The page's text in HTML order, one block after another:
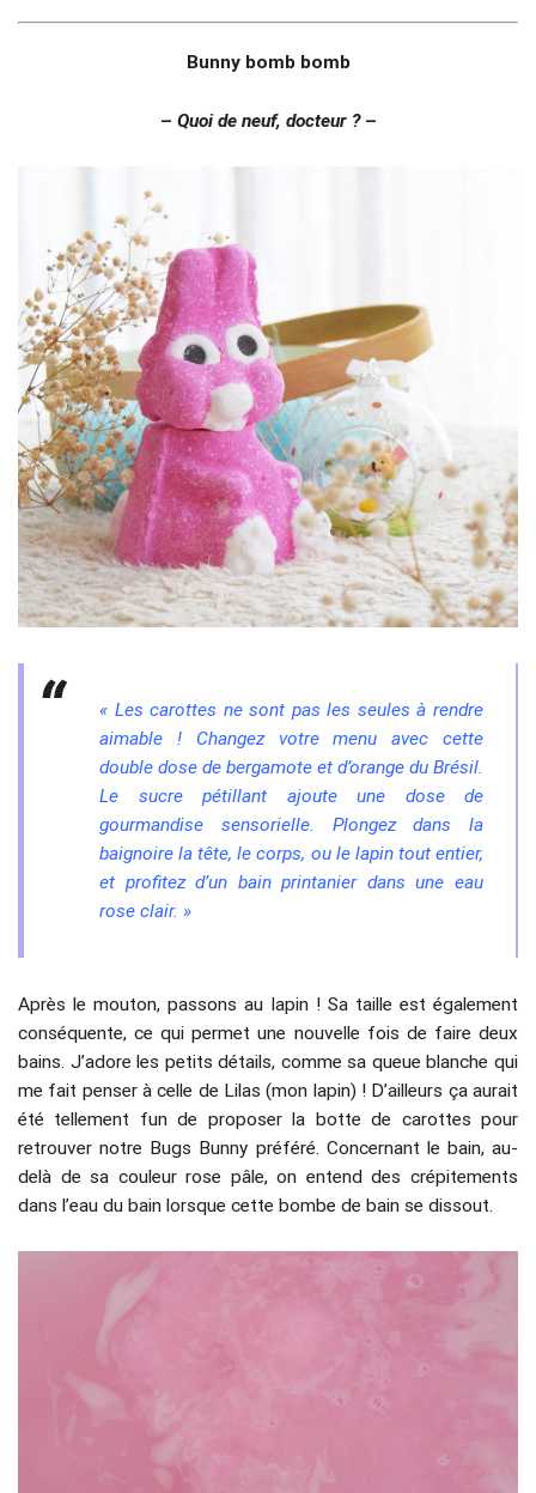
Bunny bomb bomb
– Quoi de neuf, docteur ?–
« Les carottes ne sont pas les seules à rendre
aimable ! Changez votre menu avec cette
double dose de bergamote et d’orange du Brésil.
Le sucre pétillant ajoute une dose de
gourmandise sensorielle. Plongez dans la
baignoire la tête, le corps, ou le lapin tout entier,
et profitez d’un bain printanier dans une eau
rose clair. »
Après le mouton, passons au lapin ! Sa taille est également
conséquente, ce qui permet une nouvelle fois de faire deux
bains. J’adore les petits détails, comme sa queue blanche qui
me fait penser à celle de Lilas (mon lapin) ! D’ailleurs ça aurait
été tellement fun de proposer la botte de carottes pour
retrouver notre Bugs Bunny préféré. Concernant le bain, au-
delà de sa couleur rose pâle, on entend des crépitements
dans l’eau du bain lorsque cette bombe de bain se dissout.